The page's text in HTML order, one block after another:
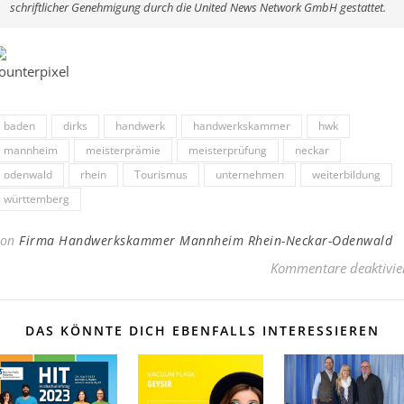
schriftlicher Genehmigung durch die United News Network GmbH gestattet.
baden dirks handwerk handwerkskammer
hwk
mannheim
meisterprämie meisterprüfung
neckar
odenwald
rhein Tourismus unternehmen
weiterbildung
württemberg
Firma Handwerkskammer Mannheim Rhein-Neckar-Odenwald
Kommentare
DAS KÖNNTE DICH EBENFALLS INTERESSIEREN